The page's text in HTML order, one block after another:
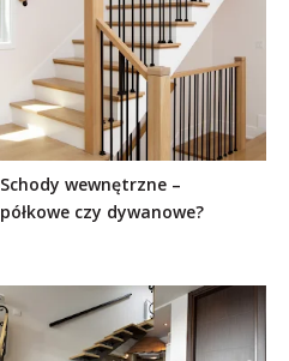
Schody wewnętrzne –
półkowe czy dywanowe?